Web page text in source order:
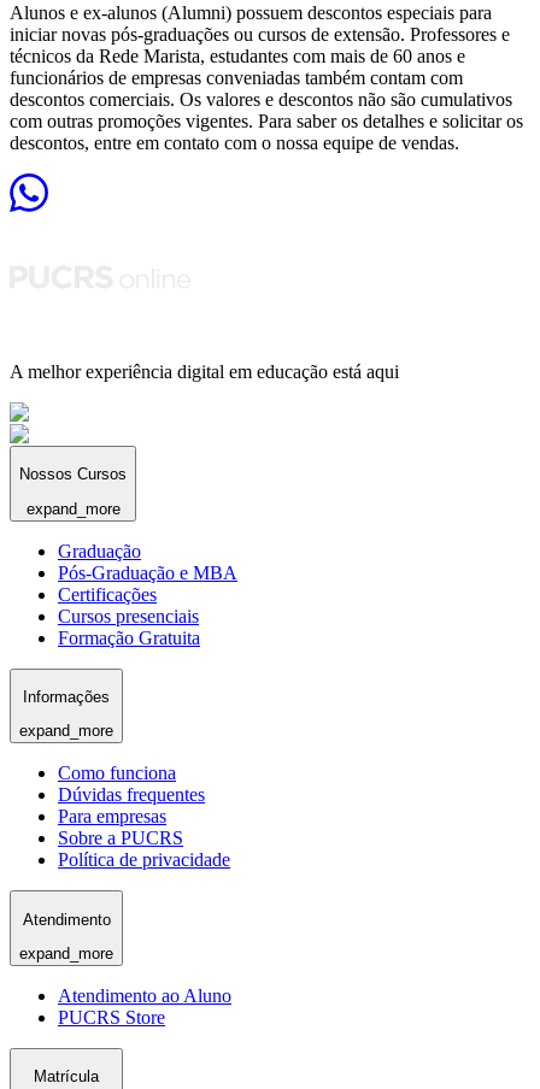
Alunos e ex-alunos (Alumni) possuem descontos especiais para
iniciar novas pós-graduações ou cursos de extensão. Professores e
técnicos da Rede Marista, estudantes com mais de 60 anos e
funcionários de empresas conveniadas também contam com
descontos comerciais. Os valores e descontos não são cumulativos
com outras promoções vigentes. Para saber os detalhes e solicitar os
descontos, entre em contato com o nossa equipe de vendas.
A melhor experiência digital em educação está aqui
Nossos Cursos
expand_more
Graduação
Pós-Graduação e MBA
Certificações
Cursos presenciais
Formação Gratuita
Informações
expand_more
Como funciona
Dúvidas frequentes
Para empresas
Sobre a PUCRS
Política de privacidade
Atendimento
expand_more
Atendimento ao Aluno
PUCRS Store
Matrícula